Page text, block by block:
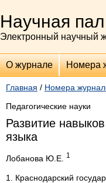
Научная
Электронный научный
О журнале Номера
Главная / Номера
Педагогические науки
Развитие
языка
Лобанова Ю.Е. 1
1. Краснодарский